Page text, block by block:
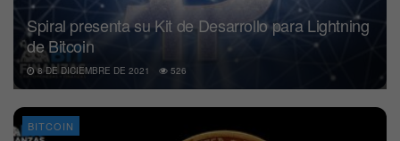
Spiral presenta su Kit de Desarrollo para Lightning
de Bitcoin
8 DE DICIEMBRE DE 2021 526
BITCOIN